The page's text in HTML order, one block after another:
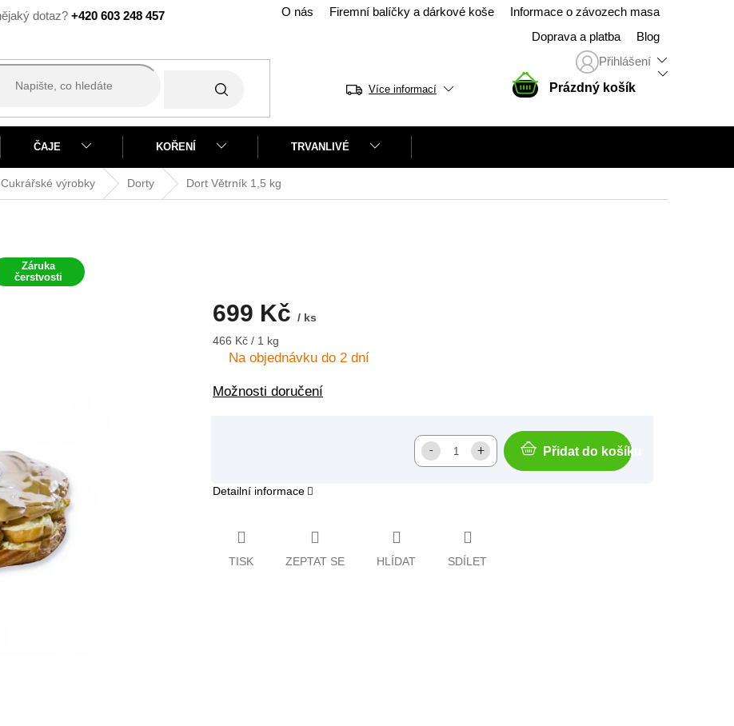
+420 603 248 457 O nás Firemní balíčky a dárkové koše
Informace o závozech masa
Doprava a platba
Blog
Přihlášení
Více informací
NÁKUPNÍ
KOŠÍK
Prázdný košík
ČAJE KOŘENÍ TRVANLIVÉ
Cukrářské výrobky Dorty Dort Větrník 1,5 kg
Záruka
čerstvosti
699 Kč / ks
Měrná
cena:
466 Kč / 1 kg
Na objednávku do 2 dní
Možnosti doručení
Přidat do košíku
Detailní informace
TISK ZEPTAT SE HLÍDAT SDÍLET